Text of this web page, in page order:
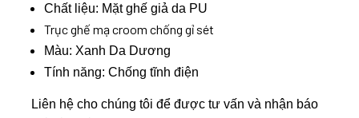
Chất liệu: Mặt ghế giả da PU
Trục ghế mạ croom chống gỉ sét
Màu: Xanh Da Dương
Tính năng: Chống tĩnh điện
Liên hệ cho chúng tôi để được tư vấn và nhận báo